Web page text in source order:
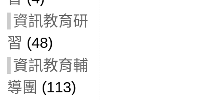
資訊教育研
習 (48)
資訊教育輔
導團 (113)